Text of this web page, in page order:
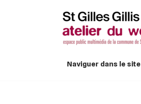
Naviguer dans le site